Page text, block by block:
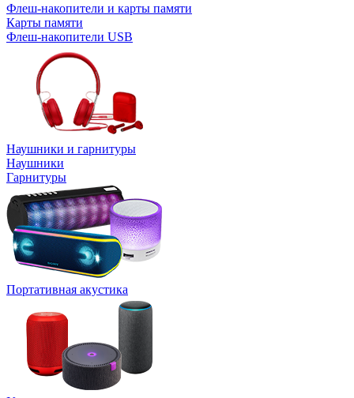
Флеш-накопители и карты памяти
Карты памяти
Флеш-накопители USB
Наушники и гарнитуры
Наушники
Гарнитуры
Портативная акустика